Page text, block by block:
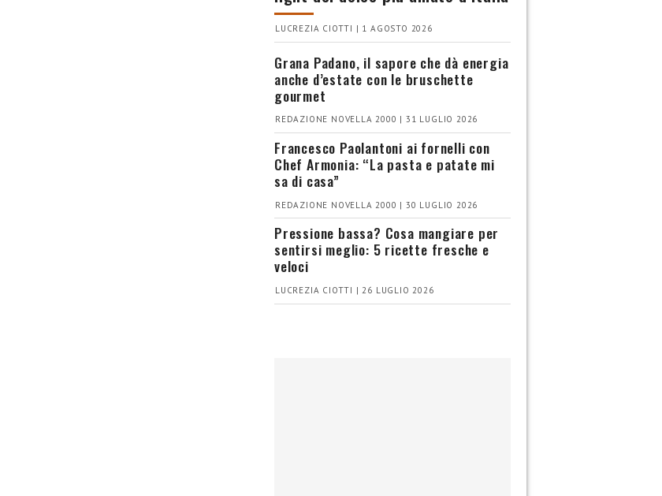
LUCREZIA CIOTTI | 1 AGOSTO 2026
Grana Padano, il sapore che dà energia
anche d’estate con le bruschette
gourmet
REDAZIONE NOVELLA 2000 | 31 LUGLIO 2026
Francesco Paolantoni ai fornelli con
Chef Armonia: “La pasta e patate mi
sa di casa”
REDAZIONE NOVELLA 2000 | 30 LUGLIO 2026
Pressione bassa? Cosa mangiare per
sentirsi meglio: 5 ricette fresche e
veloci
LUCREZIA CIOTTI | 26 LUGLIO 2026